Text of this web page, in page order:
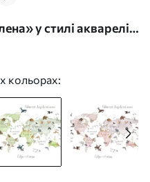
у стилі акварелі
українською
кольорах: